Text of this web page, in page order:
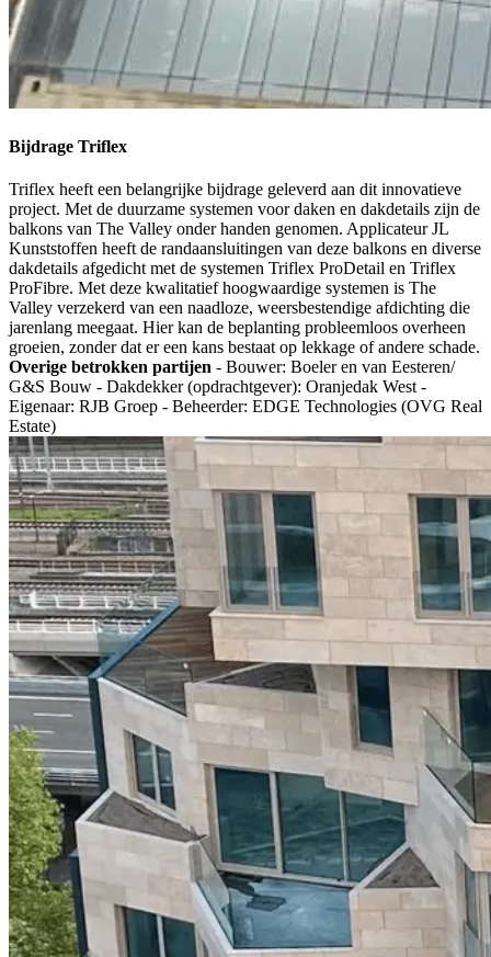
Bijdrage Triflex
Triflex heeft een belangrijke bijdrage geleverd aan dit innovatieve
project. Met de duurzame systemen voor daken en dakdetails zijn de
balkons van The Valley onder handen genomen. Applicateur JL
Kunststoffen heeft de randaansluitingen van deze balkons en diverse
dakdetails afgedicht met de systemen Triflex ProDetail en Triflex
ProFibre. Met deze kwalitatief hoogwaardige systemen is The
Valley verzekerd van een naadloze, weersbestendige afdichting die
jarenlang meegaat. Hier kan de beplanting probleemloos overheen
groeien, zonder dat er een kans bestaat op lekkage of andere schade.
Overige betrokken partijen - Bouwer: Boeler en van Eesteren/
G&S Bouw - Dakdekker (opdrachtgever): Oranjedak West -
Eigenaar: RJB Groep - Beheerder: EDGE Technologies (OVG Real
Estate)